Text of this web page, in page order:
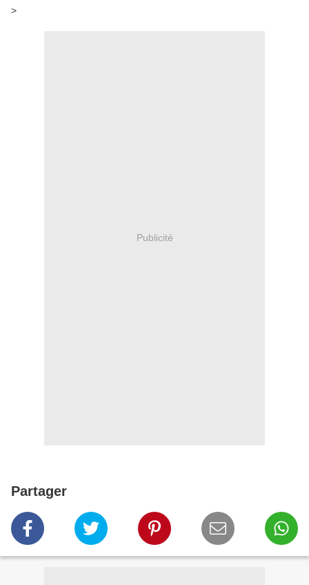
>
Publicité
Partager